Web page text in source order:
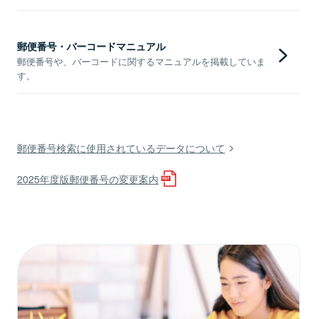
郵便番号・バーコードマニュアル
郵便番号や、バーコードに関するマニュアルを掲載していま
す。
郵便番号検索に使用されているデータについて
2025年度版郵便番号の変更案内